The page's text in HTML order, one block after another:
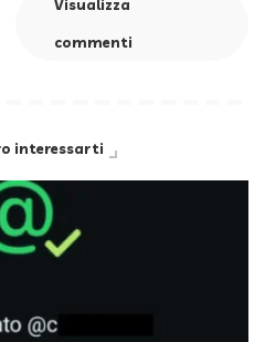
Visualizza
commenti
interessarti